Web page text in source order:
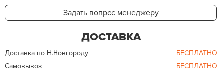
Задать вопрос менеджеру
ДОСТАВКА
Доставка по Н.Новгороду
БЕСПЛАТНО
Самовывоз
БЕСПЛАТНО